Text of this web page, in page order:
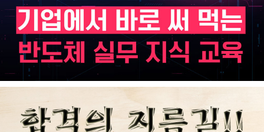
강사소개
고객센터
무료강의